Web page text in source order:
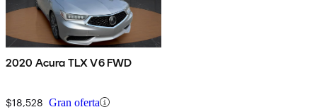
2020 Acura TLX V6 FWD
$18,528 Gran oferta